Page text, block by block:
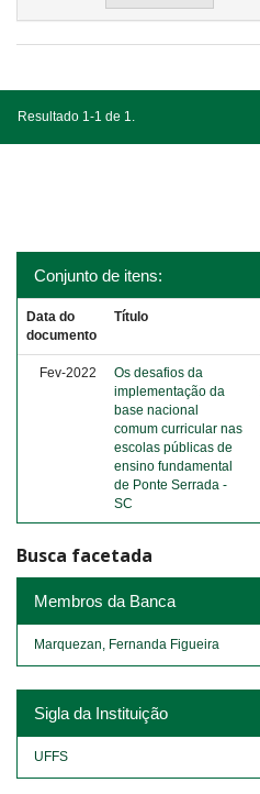
Resultado 1-1 de 1.
Conjunto de itens:
Data do
documento
Título
Fev-2022
Os desafios da
implementação da
base nacional
comum curricular nas
escolas públicas de
ensino fundamental
de Ponte Serrada -
SC
Busca facetada
Membros da Banca
Marquezan, Fernanda Figueira
Sigla da Instituição
UFFS